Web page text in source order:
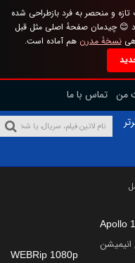
و منحصر به فرد بازطراحی شده
😊 چیدمان صفحهٔ اصلی مثل قبل
نسخهٔ مدرن هم آماده است.
من تماس با ما
, انیمیشن
WEBRip 1080p